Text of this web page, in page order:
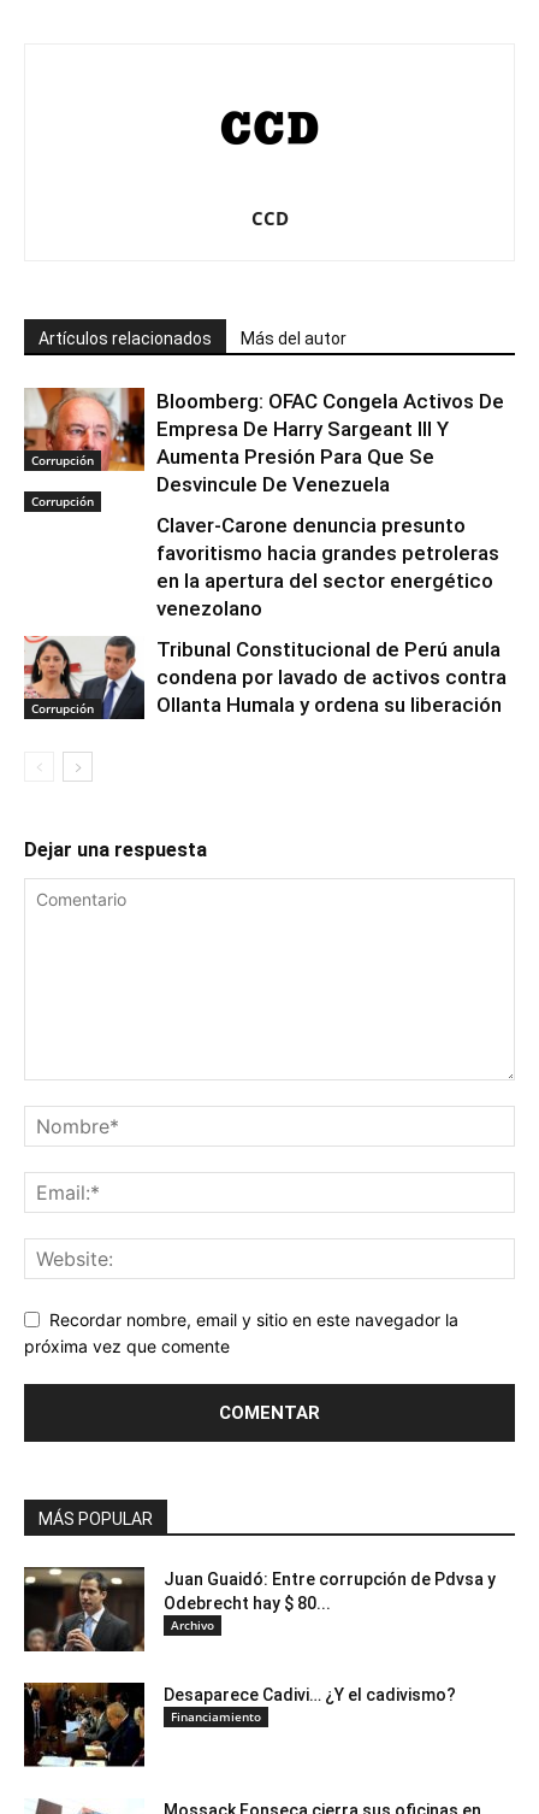
CCD
Artículos relacionados Más del autor
Corrupción
Bloomberg: OFAC Congela Activos De
Empresa De Harry Sargeant III Y
Aumenta Presión Para Que Se
Desvincule De Venezuela
Corrupción
Claver-Carone denuncia presunto
favoritismo hacia grandes petroleras
en la apertura del sector energético
venezolano
Corrupción
Tribunal Constitucional de Perú anula
condena por lavado de activos contra
Ollanta Humala y ordena su liberación
Dejar una respuesta
Recordar nombre, email y sitio en este navegador la
próxima vez que comente
MÁS POPULAR
Juan Guaidó: Entre corrupción de Pdvsa y
Odebrecht hay $ 80...
Archivo
Desaparece Cadivi… ¿Y el cadivismo?
Financiamiento